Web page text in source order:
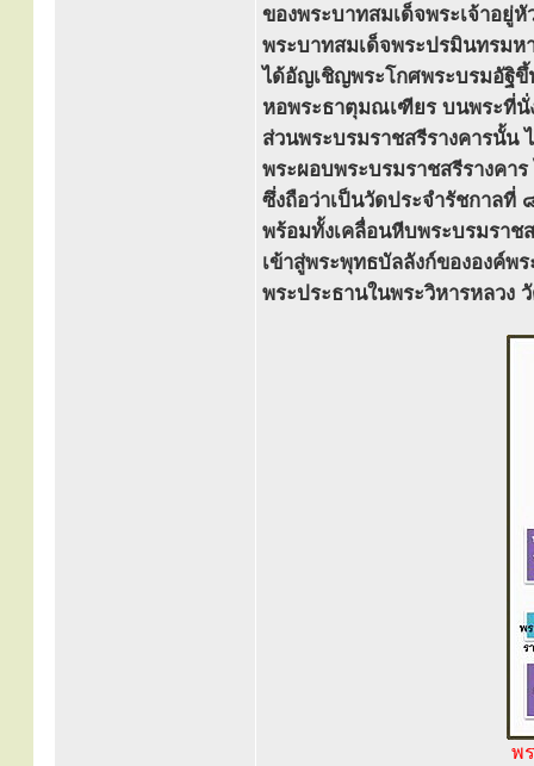
ของพระบาทสมเด็จพระเจ้าอยู่
พระบาทสมเด็จพระปรมินทรม
ได้อัญเชิญพระโกศพระบรมอัฐิ
หอพระธาตุมณเฑียร บนพระที่นั่
ส่วนพระบรมราชสรีรางคารนั้น
พระผอบพระบรมราชสรีรางคา
ซึ่งถือว่าเป็นวัดประจำรัชกาลที่
พร้อมทั้งเคลื่อนหีบพระบรมราช
เข้าสู่พระพุทธบัลลังก์ขององค์พ
พระประธานในพระวิหารหลวง
พ